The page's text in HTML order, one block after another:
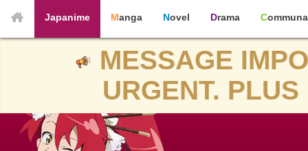
Japanime Manga Novel Drama
MESSAGE
URGENT.